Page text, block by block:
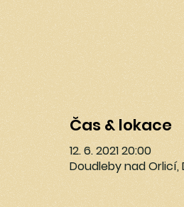
Čas & lokace
12. 6. 2021 20:00
Doudleby nad